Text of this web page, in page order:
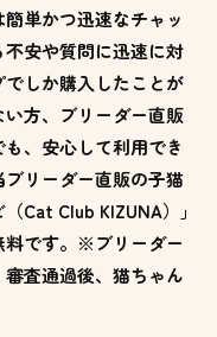
単かつ迅速なチャッ
不安や質問に迅速に対
しか購入したことが
方、ブリーダー直販
、安心して利用でき
リーダー直販の子猫
Cat Club KIZUNA）」
料です。※ブリーダー
査通過後、猫ちゃん